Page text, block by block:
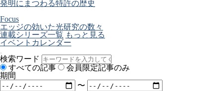
発明にまつわる特許の歴史
Focus
エッジの効いた光研究の数々
連載シリーズ一覧 もっと見る
イベントカレンダー
検索ワード
すべての記事
会員限定記事のみ
期間
〜